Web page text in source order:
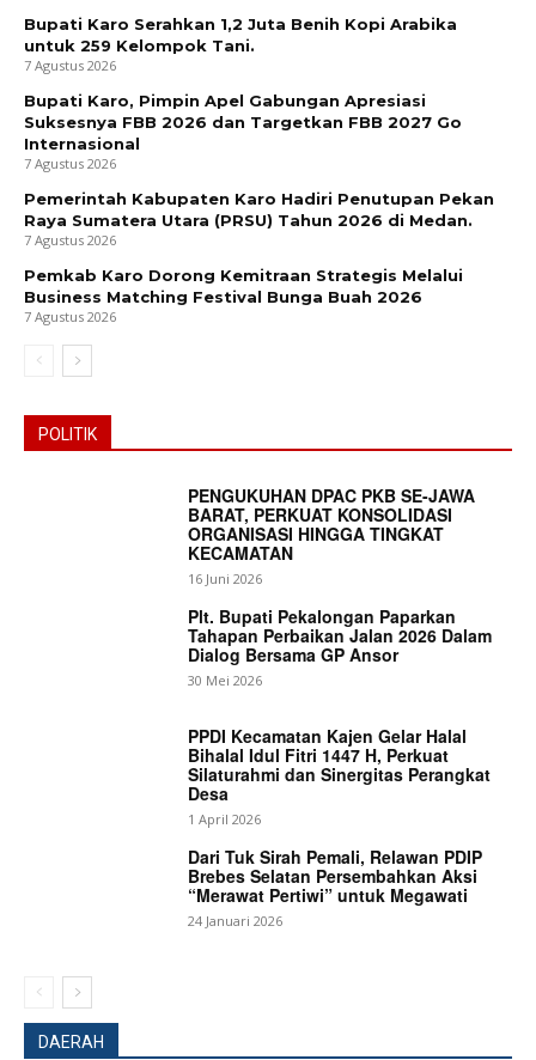
Bupati Karo Serahkan 1,2 Juta Benih Kopi Arabika
untuk 259 Kelompok Tani.
7 Agustus 2026
Bupati Karo, Pimpin Apel Gabungan Apresiasi
Suksesnya FBB 2026 dan Targetkan FBB 2027 Go
Internasional
7 Agustus 2026
Pemerintah Kabupaten Karo Hadiri Penutupan Pekan
Raya Sumatera Utara (PRSU) Tahun 2026 di Medan.
7 Agustus 2026
Pemkab Karo Dorong Kemitraan Strategis Melalui
Business Matching Festival Bunga Buah 2026
7 Agustus 2026
POLITIK
PENGUKUHAN DPAC PKB SE-JAWA
BARAT, PERKUAT KONSOLIDASI
ORGANISASI HINGGA TINGKAT
KECAMATAN
16 Juni 2026
Plt. Bupati Pekalongan Paparkan
Tahapan Perbaikan Jalan 2026 Dalam
Dialog Bersama GP Ansor
30 Mei 2026
PPDI Kecamatan Kajen Gelar Halal
Bihalal Idul Fitri 1447 H, Perkuat
Silaturahmi dan Sinergitas Perangkat
Desa
1 April 2026
Dari Tuk Sirah Pemali, Relawan PDIP
Brebes Selatan Persembahkan Aksi
“Merawat Pertiwi” untuk Megawati
24 Januari 2026
DAERAH